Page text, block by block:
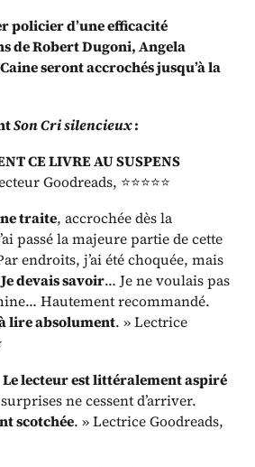
policier d’une efficacité
de Robert Dugoni, Angela
seront accrochés jusqu’à la
Son Cri silencieux:
CE LIVRE AU SUSPENS
Goodreads, ⭐⭐⭐⭐⭐
traite, accrochée dès la
passé la majeure partie de cette
endroits, j’ai été choquée, mais
Je devais savoir… Je ne voulais pas
Hautement recommandé.
lire absolument. » Lectrice
Le lecteur est littéralement aspiré
ne cessent d’arriver.
scotchée. » Lectrice Goodreads,